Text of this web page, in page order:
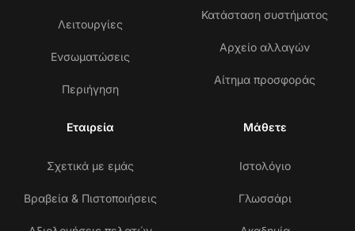
Λειτουργίες
Ενσωματώσεις
Περιήγηση
Κατάσταση συστήματος
Αρχείο αλλαγών
Αίτημα προσφοράς
Εταιρεία
Σχετικά με εμάς
Βραβεία & Πιστοποιήσεις
Μάθετε
Ιστολόγιο
Γλωσσάρι